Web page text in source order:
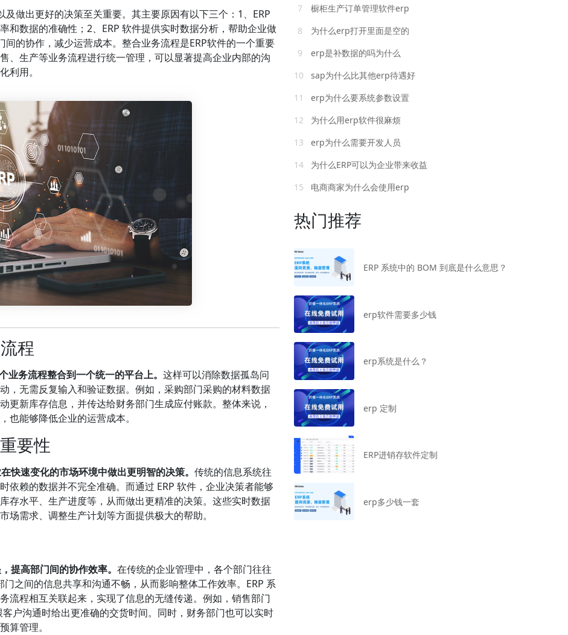
做出更好的决策至关重要。其主要原因有以下三个：1、ERP
和数据的准确性；2、ERP 软件提供实时数据分析，帮助企业做
的协作，减少运营成本。整合业务流程是ERP软件的一个重要
、生产等业务流程进行统一管理，可以显著提高企业内部的沟
利用。
程
业务流程整合到一个统一的平台上。这样可以消除数据孤岛问
，无需反复输入和验证数据。例如，采购部门采购的材料数据
更新库存信息，并传达给财务部门生成应付账款。整体来说，
也能够降低企业的运营成本。
要性
快速变化的市场环境中做出更明智的决策。传统的信息系统往
依赖的数据并不完全准确。而通过 ERP 软件，企业决策者能够
存水平、生产进度等，从而做出更精准的决策。这些实时数据
需求、调整生产计划等方面提供极大的帮助。
提高部门间的协作效率。在传统的企业管理中，各个部门往往
门之间的信息共享和沟通不畅，从而影响整体工作效率。ERP 系
流程相互关联起来，实现了信息的无缝传递。例如，销售部门
户沟通时给出更准确的交货时间。同时，财务部门也可以实时
算管理。
7
橱柜生产订单管理软件erp
8
为什么erp打开里面是空的
9
erp是补数据的吗为什么
10
sap为什么比其他erp待遇好
11
erp为什么要系统参数设置
12
为什么用erp软件很麻烦
13
erp为什么需要开发人员
14
为什么ERP可以为企业带来收益
15
电商商家为什么会使用erp
热门推荐
ERP 系统中的 BOM 到底是什么意思？
erp软件需要多少钱
erp系统是什么？
erp 定制
ERP进销存软件定制
erp多少钱一套